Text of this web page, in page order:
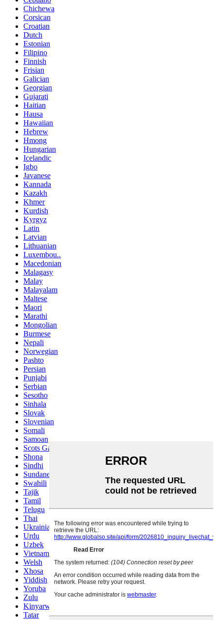
Chichewa
Corsican
Croatian
Dutch
Estonian
Filipino
Finnish
Frisian
Galician
Georgian
Gujarati
Haitian
Hausa
Hawaiian
Hebrew
Hmong
Hungarian
Icelandic
Igbo
Javanese
Kannada
Kazakh
Khmer
Kurdish
Kyrgyz
Latin
Latvian
Lithuanian
Luxembou..
Macedonian
Malagasy
Malay
Malayalam
Maltese
Maori
Marathi
Mongolian
Burmese
Nepali
Norwegian
Pashto
Persian
Punjabi
Serbian
Sesotho
Sinhala
Slovak
Slovenian
Somali
Samoan
Scots Gaelic
Shona
Sindhi
Sundanese
Swahili
Tajik
Tamil
Telugu
Thai
Ukrainian
Urdu
Uzbek
Vietnamese
Welsh
Xhosa
Yiddish
Yoruba
Zulu
Kinyarwanda
Tatar